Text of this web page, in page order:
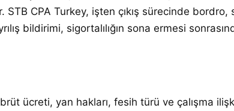
STB CPA Turkey, işten çıkış sürecinde
bildirimi, sigortalılığın sona ermesi
ücreti, yan hakları, fesih türü ve çalışma